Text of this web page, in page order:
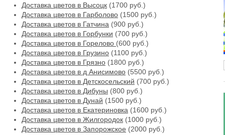
Доставка цветов в Высоцк (1700 руб.)
Доставка цветов в Гарболово (1500 руб.)
Доставка цветов в Гатчина (900 руб.)
Доставка цветов в Горбунки (700 руб.)
Доставка цветов в Горелово (600 руб.)
Доставка цветов в Грузино (1100 руб.)
Доставка цветов в Грязно (1800 руб.)
Доставка цветов в д Анисимово (5500 руб.)
Доставка цветов в Детскосельский (700 руб.)
Доставка цветов в Дибуны (800 руб.)
Доставка цветов в Дунай (1500 руб.)
Доставка цветов в Екатериновка (1600 руб.)
Доставка цветов в Жилгородок (1000 руб.)
Доставка цветов в Запорожское (2000 руб.)